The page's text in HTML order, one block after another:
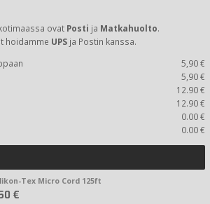
ovat Posti ja Matkahuolto.
hoidamme UPS ja Postin kanssa.
5,90 €
5,90 €
12.90 €
12.90 €
0.00 €
0.00 €
Tex Micro Cord 125ft
€